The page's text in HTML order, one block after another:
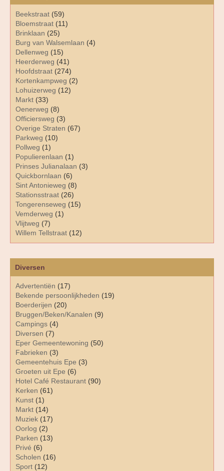
Diversen
Advertentiën (17)
Bekende persoonlijkheden (19)
Boerderijen (20)
Bruggen/Beken/Kanalen (9)
Campings (4)
Diversen (7)
Eper Gemeentewoning (50)
Fabrieken (3)
Gemeentehuis Epe (3)
Groeten uit Epe (6)
Hotel Café Restaurant (90)
Kerken (61)
Kunst (1)
Markt (14)
Muziek (17)
Oorlog (2)
Parken (13)
Privé (6)
Scholen (16)
Sport (12)
Beekstraat (59)
Bloemstraat (11)
Brinklaan (25)
Burg van Walsemlaan (4)
Dellenweg (15)
Heerderweg (41)
Hoofdstraat (274)
Kortenkampweg (2)
Lohuizerweg (12)
Markt (33)
Oenerweg (8)
Officiersweg (3)
Overige Straten (67)
Parkweg (10)
Pollweg (1)
Populierenlaan (1)
Prinses Julianalaan (3)
Quickbornlaan (6)
Sint Antonieweg (8)
Stationsstraat (26)
Tongerenseweg (15)
Vemderweg (1)
Vlijtweg (7)
Willem Tellstraat (12)